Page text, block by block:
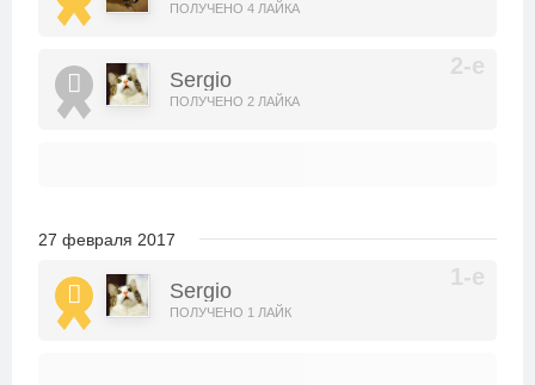
ПОЛУЧЕНО 4 ЛАЙКА
Sergio
ПОЛУЧЕНО 2 ЛАЙКА
27 февраля 2017
Sergio
ПОЛУЧЕНО 1 ЛАЙК